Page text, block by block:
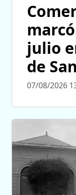
julio
de
07/08/2026